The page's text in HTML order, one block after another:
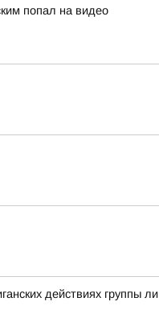
попал на видео
действиях группы